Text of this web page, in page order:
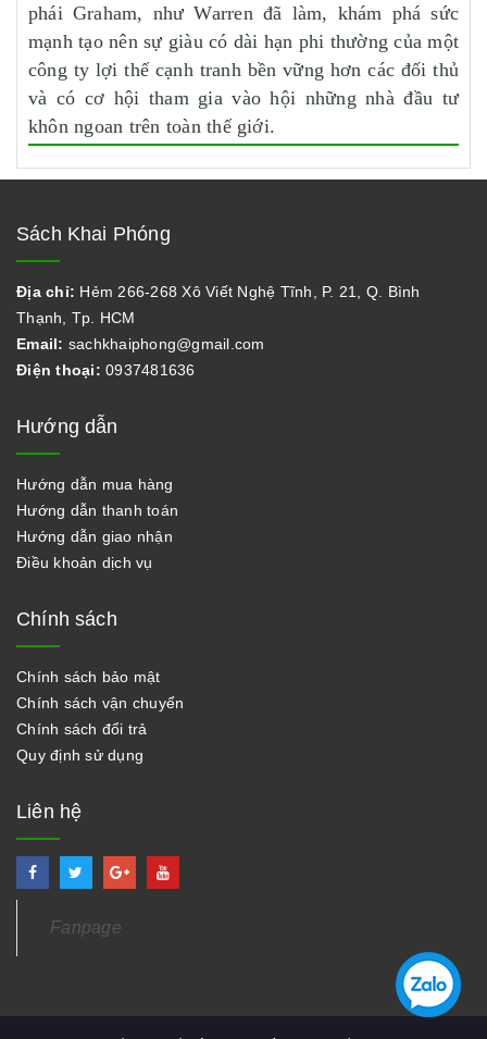
phái Graham, như Warren đã làm, khám phá sức
mạnh tạo nên sự giàu có dài hạn phi thường của một
công ty lợi thế cạnh tranh bền vững hơn các đối thủ
và có cơ hội tham gia vào hội những nhà đầu tư
khôn ngoan trên toàn thế giới.
Sách Khai Phóng
Địa chỉ: Hẻm 266-268 Xô Viết Nghệ Tĩnh, P. 21, Q. Bình
Thạnh, Tp. HCM
Email: sachkhaiphong@gmail.com
Điện thoại: 0937481636
Hướng dẫn
Hướng dẫn mua hàng
Hướng dẫn thanh toán
Hướng dẫn giao nhận
Điều khoản dịch vụ
Chính sách
Chính sách bảo mật
Chính sách vận chuyển
Chính sách đổi trả
Quy định sử dụng
Liên hệ
Fanpage